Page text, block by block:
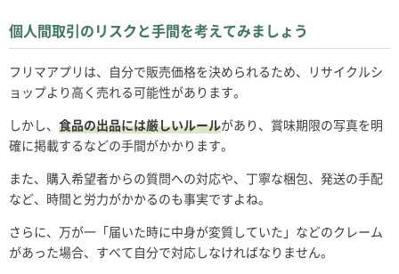
個人間取引のリスクと手間を考えてみましょう
フリマアプリは、自分で販売価格を決められるため、リサイクルシ
ョップより高く売れる可能性があります。
しかし、 食品の出品には厳しいルールがあり、賞味期限の写真を明
確に掲載するなどの手間がかかります。
また、購入希望者からの質問への対応や、丁寧な梱包、発送の手配
など、時間と労力がかかるのも事実ですよね。
さらに、万が一「届いた時に中身が変質していた」などのクレーム
があった場合、すべて自分で対応しなければなりません。